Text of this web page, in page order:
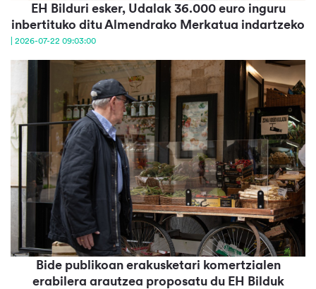
EH Bilduri esker, Udalak 36.000 euro inguru
inbertituko ditu Almendrako Merkatua indartzeko
| 2026-07-22 09:03:00
Bide publikoan erakusketari komertzialen
erabilera arautzea proposatu du EH Bilduk